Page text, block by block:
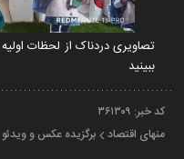
تصاویری دردناک از لحظات
ببینید
کد خبر: ۳۶۱۳۰۹
منهای اقتصاد
برگزیده عکس و ویدئو